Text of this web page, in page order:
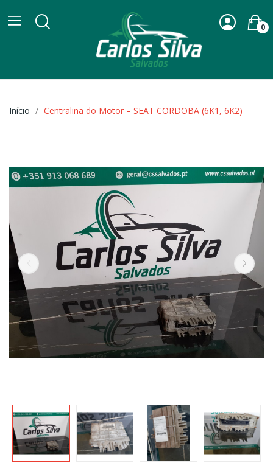
0
Início Centralina do Motor – SEAT CORDOBA (6K1, 6K2)